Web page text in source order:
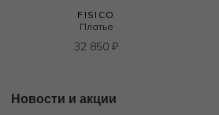
FISICO
Платье
32 850 ₽
Новости и акции